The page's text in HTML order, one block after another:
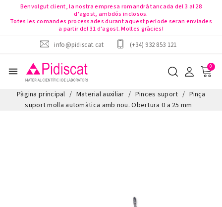
Benvolgut client, la nostra empresa romandrà tancada del 3 al 28
d'agost, ambdós inclosos.
Totes les comandes processades durant aquest període seran enviades
a partir del 31 d'agost. Moltes gràcies!
info@pidiscat.cat
(+34) 932 853 121
menu
Pàgina principal Material auxiliar Pinces suport
Pinça
suport molla automàtica amb nou. Obertura 0 a 25 mm